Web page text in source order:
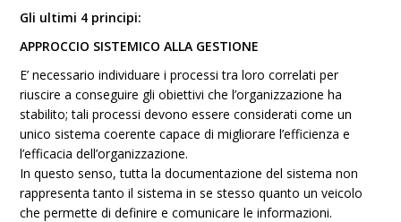
Gli ultimi 4 principi:
APPROCCIO SISTEMICO ALLA GESTIONE
E’ necessario individuare i processi tra loro correlati per
riuscire a conseguire gli obiettivi che l’organizzazione ha
stabilito; tali processi devono essere considerati come un
unico sistema coerente capace di migliorare l’efficienza e
l’efficacia dell’organizzazione.
In questo senso, tutta la documentazione del sistema non
rappresenta tanto il sistema in se stesso quanto un veicolo
che permette di definire e comunicare le informazioni.